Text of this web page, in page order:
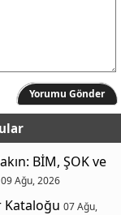
Yorumu Gönder
BİM, ŞOK ve
09 Ağu, 2026
Kataloğu 07 Ağu,